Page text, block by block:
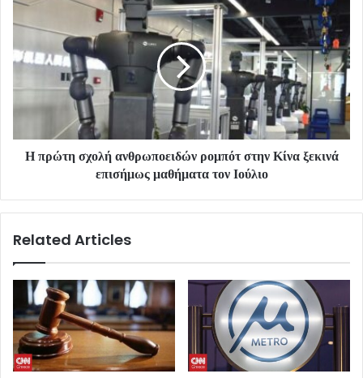
Η πρώτη σχολή ανθρωποειδών ρομπότ στην Κίνα ξεκινά
επισήμως μαθήματα τον Ιούλιο
Related Articles